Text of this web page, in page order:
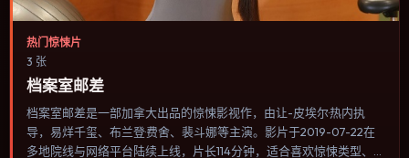
热门惊悚片
3 张
档案室邮差
档案室邮差是一部加拿大出品的惊悚影视作，由让-皮埃尔·热内执
导，易烊千玺、布兰登·费舍、裴斗娜等主演。影片于2019-07-22在
多地院线与网络平台陆续上线，片长114分钟，适合喜欢惊悚类型、